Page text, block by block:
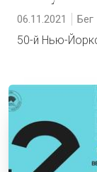
06.11.2021 Бег
50-й Нью-